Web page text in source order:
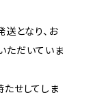
となり、お
ただいていま
せしてしま